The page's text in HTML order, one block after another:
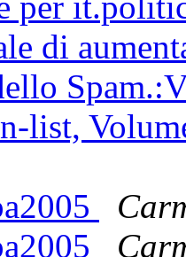
di
list,